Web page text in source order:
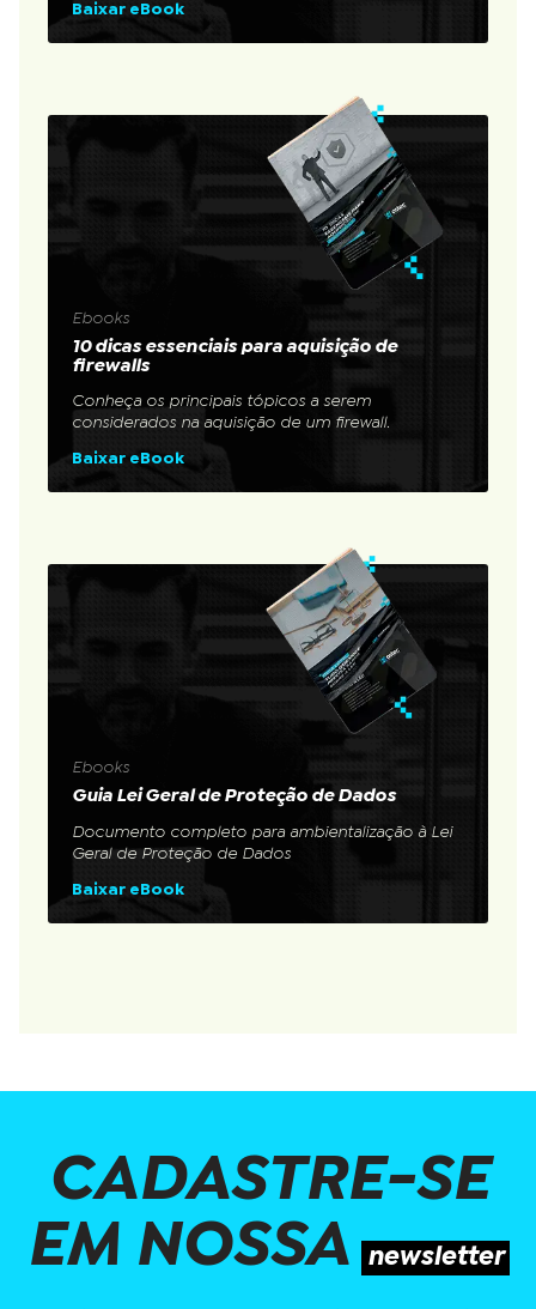
Baixar eBook
Ebooks
10 dicas essenciais para aquisição de
firewalls
Conheça os principais tópicos a serem
considerados na aquisição de um firewall.
Baixar eBook
Ebooks
Guia Lei Geral de Proteção de Dados
Documento completo para ambientalização à Lei
Geral de Proteção de Dados
Baixar eBook
CADASTRE-SE
EM NOSSA newsletter